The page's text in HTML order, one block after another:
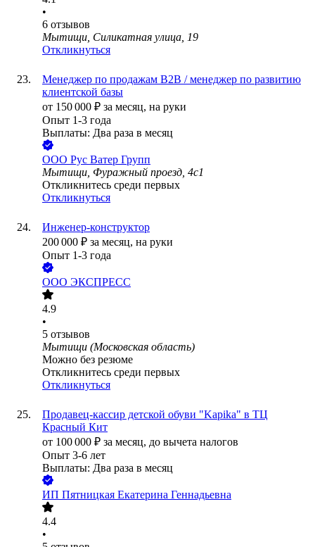
•
6 отзывов
Мытищи, Силикатная улица, 19
Откликнуться
Менеджер по продажам B2B / менеджер по развитию
клиентской базы
от 150 000 ₽ за месяц, на руки
Опыт 1-3 года
Выплаты: Два раза в месяц
ООО Рус Ватер Групп
Мытищи, Фуражный проезд, 4с1
Откликнитесь среди первых
Откликнуться
Инженер-конструктор
200 000 ₽ за месяц, на руки
Опыт 1-3 года
ООО ЭКСПРЕСС
4.9
•
5 отзывов
Мытищи (Московская область)
Можно без резюме
Откликнитесь среди первых
Откликнуться
Продавец-кассир детской обуви "Kapika" в ТЦ
Красный Кит
от 100 000 ₽ за месяц, до вычета налогов
Опыт 3-6 лет
Выплаты: Два раза в месяц
ИП Пятницкая Екатерина Геннадьевна
4.4
•